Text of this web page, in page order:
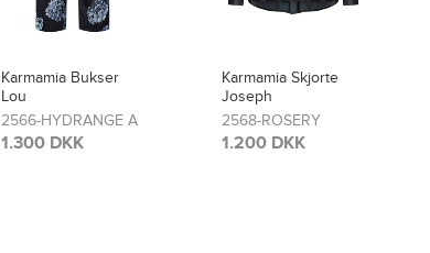
Karmamia Skjorte
Joseph
2568-ROSERY
1.200 DKK
Karmamia Bukser
Lou
2481-ROSERY
1.300 DKK